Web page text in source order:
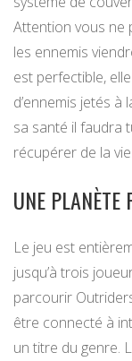
Attention vous ne
les ennemis
est perfectible,
d’ennemis jetés
sa santé il faudra
récupérer de la vie.
UNE PLANÈTE
Le jeu est
jusqu’à trois
parcourir
être connecté à
un titre du genre.